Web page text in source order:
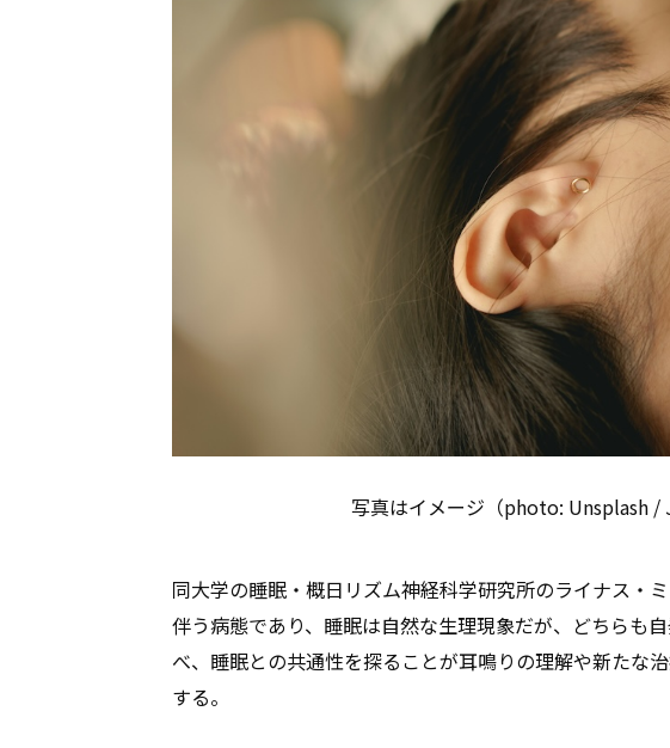
写真はイメージ（photo: Unsplash /
同大学の睡眠・概日リズム神経科学研究所のライナス・
伴う病態であり、睡眠は自然な生理現象だが、どちらも
べ、睡眠との共通性を探ることが耳鳴りの理解や新たな
する。